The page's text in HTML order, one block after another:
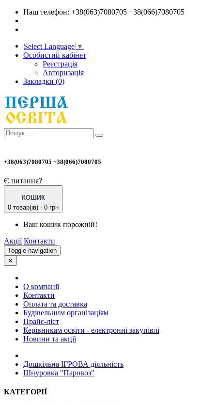
Наш телефон: +38(063)7080705 +38(066)7080705
Select Language ▼
Особистий кабінет
Реєстрація
Авторизація
Закладки (0)
+38(063)7080705 +38(066)7080705
Є питання?
КОШИК
0 товар(ів) - 0 грн
Ваш кошик порожній!
Акції Контакти
Toggle navigation
✕
О компанії
Контакти
Оплата та доставка
Будівельним організаціям
Прайс-ліст
Керівникам освіти - електронні закупівлі
Новини та акції
Дошкільна ІГРОВА діяльність
Шнуровка "Паровоз"
КАТЕГОРІЇ